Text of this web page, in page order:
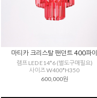
마티카 크리스탈 팬던트 400파이
램프 LED E14*6 (별도구매필요)
사이즈 W400*H350
600,000원